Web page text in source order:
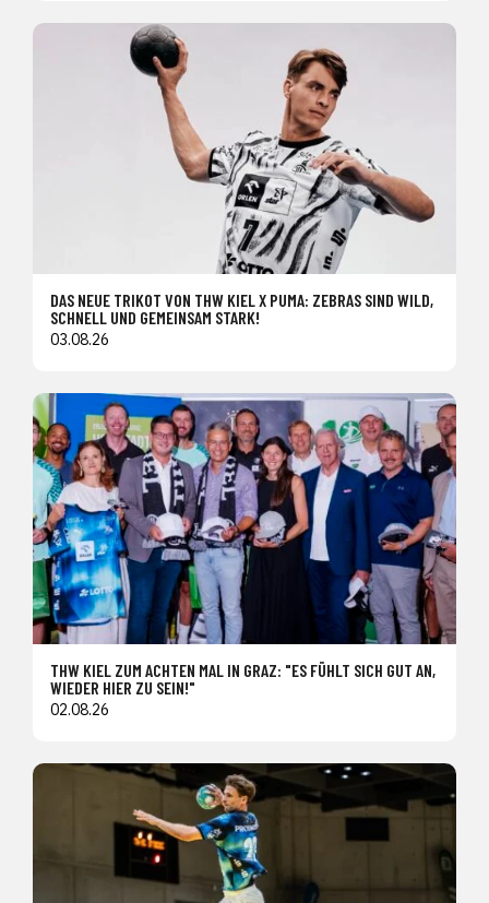
DAS NEUE TRIKOT VON THW KIEL X PUMA: ZEBRAS SIND WILD,
SCHNELL UND GEMEINSAM STARK!
03.08.26
THW KIEL ZUM ACHTEN MAL IN GRAZ: "ES FÜHLT SICH GUT AN,
WIEDER HIER ZU SEIN!"
02.08.26